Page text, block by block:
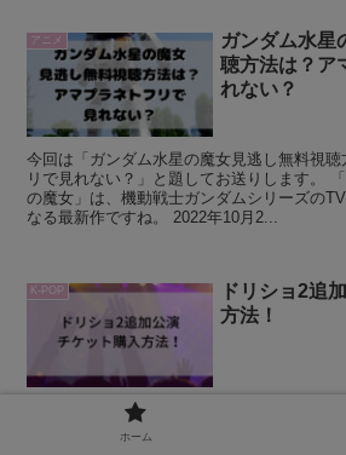
アニメ
ガンダム水星
聴方法は？ア
れない？
今回は「ガンダム水星の魔女見逃し無料視
リで見れない？」と題してお送りします。
の魔女」は、機動戦士ガンダムシリーズの
なる最新作ですね。 2022年10月2...
K-POP
ドリショ2追
方法！
今回は「ドリショ2追加公演チケット購入方
りいたします。 早速ですが、”ドリショ”って
”ドリショ”とは、韓国のアイドルグループの
ホーム